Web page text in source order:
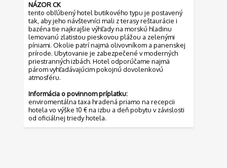
NÁZOR CK
tento obľúbený hotel butikového typu je postavený
tak, aby jeho návštevníci mali z terasy reštaurácie i
bazéna tie najkrajšie výhľady na morskú hladinu
lemovanú zlatistou pieskovou plážou a zelenými
píniami. Okolie patrí najmä olivovníkom a panenskej
prírode. Ubytovanie je zabezpečené v moderných
priestranných izbách. Hotel odporúčame najmä
párom vyhľadávajúcim pokojnú dovolenkovú
atmosféru.
Informácia o povinnom príplatku:
enviromentálna taxa hradená priamo na recepcii
hotela vo výške 10 € na izbu a deň pobytu v závislosti
od oficiálnej triedy hotela.